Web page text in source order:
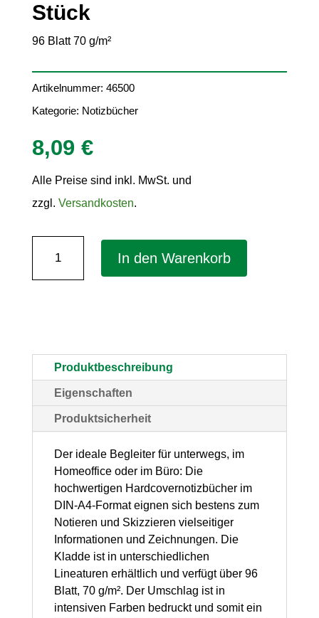
Stück
96 Blatt 70 g/m²
Artikelnummer: 46500
Kategorie: Notizbücher
8,09 €
Alle Preise sind inkl. MwSt. und
zzgl. Versandkosten.
liniert,
1
Stück
Menge
In den Warenkorb
Produktbeschreibung
Eigenschaften
Produktsicherheit
Der ideale Begleiter für unterwegs, im
Homeoffice oder im Büro: Die
hochwertigen Hardcovernotizbücher im
DIN-A4-Format eignen sich bestens zum
Notieren und Skizzieren vielseitiger
Informationen und Zeichnungen. Die
Kladde ist in unterschiedlichen
Lineaturen erhältlich und verfügt über 96
Blatt, 70 g/m². Der Umschlag ist in
intensiven Farben bedruckt und somit ein